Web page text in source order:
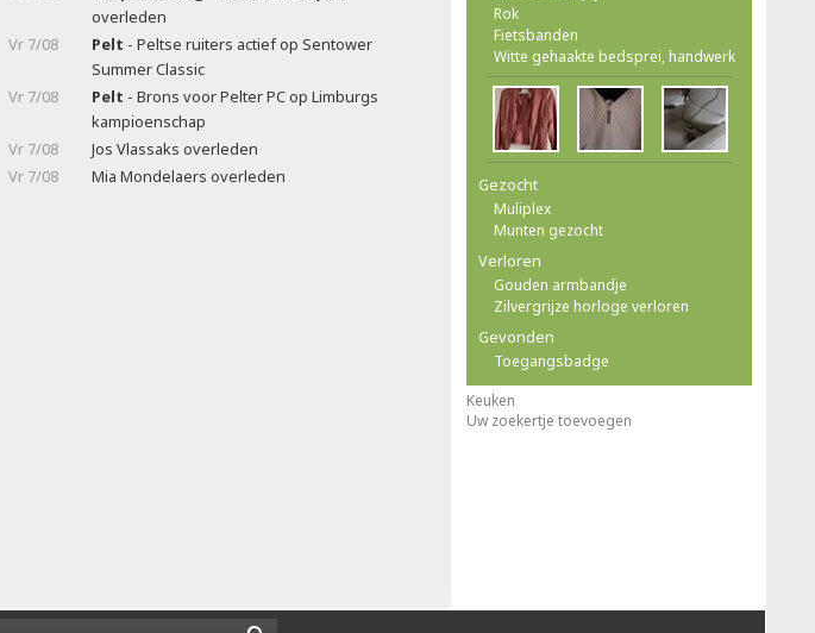
overleden
Vr 7/08
Pelt - Peltse ruiters actief op Sentower
Summer Classic
Vr 7/08
Pelt - Brons voor Pelter PC op Limburgs
kampioenschap
Vr 7/08
Jos Vlassaks overleden
Vr 7/08
Mia Mondelaers overleden
Rok
Fietsbanden
Witte gehaakte bedsprei, handwerk
Gezocht
Muliplex
Munten gezocht
Verloren
Gouden armbandje
Zilvergrijze horloge verloren
Gevonden
Toegangsbadge
Keuken
Uw zoekertje toevoegen